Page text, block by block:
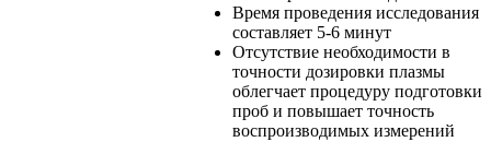
Время проведения исследования
составляет 5-6 минут
Отсутствие необходимости в
точности дозировки плазмы
облегчает процедуру подготовки
проб и повышает точность
воспроизводимых измерений